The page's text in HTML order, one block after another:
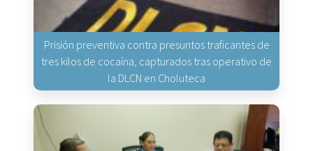
Prisión preventiva contra presuntos traficantes de
tres kilos de cocaína, capturados tras operativo de
la DLCN en Choluteca